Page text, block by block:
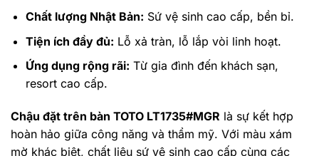
Chất lượng Nhật Bản: Sứ vệ sinh cao cấp, bền bỉ.
Tiện ích đầy đủ: Lỗ xả tràn, lỗ lắp vòi linh hoạt.
Ứng dụng rộng rãi: Từ gia đình đến khách sạn,
resort cao cấp.
Chậu đặt trên bàn TOTO LT1735#MGR là sự kết hợp
hoàn hảo giữa công năng và thẩm mỹ. Với màu xám
mờ khác biệt, chất liệu sứ vệ sinh cao cấp cùng các